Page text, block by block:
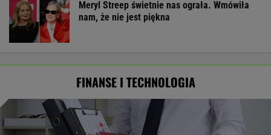
Meryl Streep świetnie nas ograła. Wmówiła
nam, że nie jest piękna
FINANSE I TECHNOLOGIA